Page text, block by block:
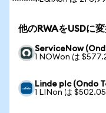
他のRWAをUSDに
ServiceNow
1 NOWon は
Linde plc (Ondo
1 LINon は